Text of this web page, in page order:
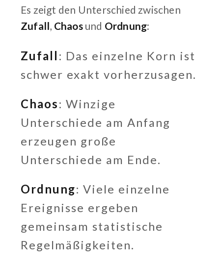
Es zeigt den Unterschied zwischen
Zufall, Chaosund Ordnung:
Zufall : Das einzelne Korn ist
schwer exakt vorherzusagen.
Chaos: Winzige
Unterschiede am Anfang
erzeugen große
Unterschiede am Ende.
Ordnung: Viele einzelne
Ereignisse ergeben
gemeinsam statistische
Regelmäßigkeiten.